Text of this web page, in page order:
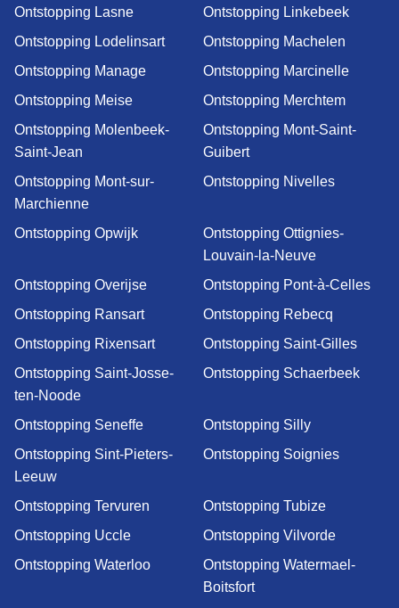
Ontstopping Lasne
Ontstopping Linkebeek
Ontstopping Lodelinsart
Ontstopping Machelen
Ontstopping Manage
Ontstopping Marcinelle
Ontstopping Meise
Ontstopping Merchtem
Ontstopping Molenbeek-
Saint-Jean
Ontstopping Mont-Saint-
Guibert
Ontstopping Mont-sur-
Marchienne
Ontstopping Nivelles
Ontstopping Opwijk
Ontstopping Ottignies-
Louvain-la-Neuve
Ontstopping Overijse
Ontstopping Pont-à-Celles
Ontstopping Ransart
Ontstopping Rebecq
Ontstopping Rixensart
Ontstopping Saint-Gilles
Ontstopping Saint-Josse-
ten-Noode
Ontstopping Schaerbeek
Ontstopping Seneffe
Ontstopping Silly
Ontstopping Sint-Pieters-
Leeuw
Ontstopping Soignies
Ontstopping Tervuren
Ontstopping Tubize
Ontstopping Uccle
Ontstopping Vilvorde
Ontstopping Waterloo
Ontstopping Watermael-
Boitsfort